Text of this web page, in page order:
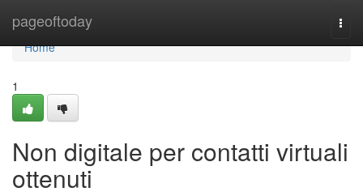
pageoftoday
Home
Home
1
Non digitale per contatti virtuali
ottenuti